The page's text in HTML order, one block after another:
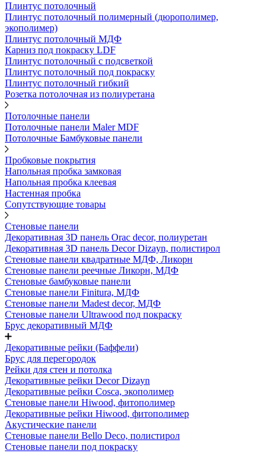
Плинтус потолочный
Плинтус потолочный полимерный (дюрополимер,
экополимер)
Плинтус потолочный МДФ
Карниз под покраску LDF
Плинтус потолочный с подсветкой
Плинтус потолочный под покраску
Плинтус потолочный гибкий
Розетка потолочная из полиуретана
Потолочные панели
Потолочные панели Maler MDF
Потолочные Бамбуковые панели
Пробковые покрытия
Напольная пробка замковая
Напольная пробка клеевая
Настенная пробка
Сопутствующие товары
Стеновые панели
Декоративная 3D панель Orac decor, полиуретан
Декоративная 3D панель Decor Dizayn, полистирол
Стеновые панели квадратные МДФ, Ликорн
Стеновые панели реечные Ликорн, МДФ
Стеновые бамбуковые панели
Стеновые панели Finitura, МДФ
Стеновые панели Madest decor, МДФ
Стеновые панели Ultrawood под покраску
Брус декоративный МДФ
Декоративные рейки (Баффели)
Брус для перегородок
Рейки для стен и потолка
Декоративные рейки Decor Dizayn
Декоративные рейки Cosca, экополимер
Стеновые панели Hiwood, фитополимер
Декоративные рейки Hiwood, фитополимер
Акустические панели
Стеновые панели Bello Deco, полистирол
Стеновые панели под покраску